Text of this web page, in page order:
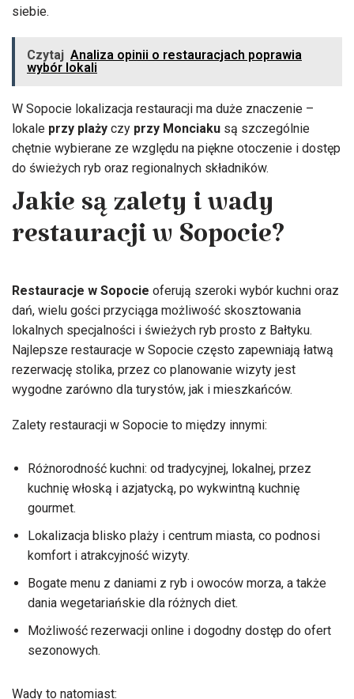
siebie.
Czytaj Analiza opinii o restauracjach poprawia
wybór lokali
W Sopocie lokalizacja restauracji ma duże znaczenie –
lokale przy plaży czy przy Monciaku są szczególnie
chętnie wybierane ze względu na piękne otoczenie i dostęp
do świeżych ryb oraz regionalnych składników.
Jakie są zalety i wady
restauracji w Sopocie?
Restauracje w Sopocie oferują szeroki wybór kuchni oraz
dań, wielu gości przyciąga możliwość skosztowania
lokalnych specjalności i świeżych ryb prosto z Bałtyku.
Najlepsze restauracje w Sopocie często zapewniają łatwą
rezerwację stolika, przez co planowanie wizyty jest
wygodne zarówno dla turystów, jak i mieszkańców.
Zalety restauracji w Sopocie to między innymi:
Różnorodność kuchni: od tradycyjnej, lokalnej, przez
kuchnię włoską i azjatycką, po wykwintną kuchnię
gourmet.
Lokalizacja blisko plaży i centrum miasta, co podnosi
komfort i atrakcyjność wizyty.
Bogate menu z daniami z ryb i owoców morza, a także
dania wegetariańskie dla różnych diet.
Możliwość rezerwacji online i dogodny dostęp do ofert
sezonowych.
Wady to natomiast: